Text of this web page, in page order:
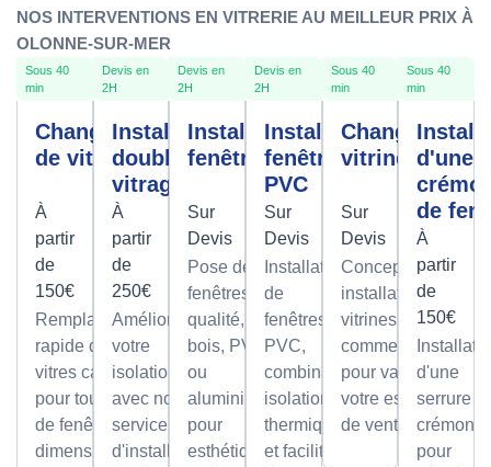
NOS INTERVENTIONS EN VITRERIE AU MEILLEUR PRIX À
OLONNE-SUR-MER
Sous 40
min
Changement
de vitre
À
partir
de
150€
Remplacement
rapide de
vitres cassées,
pour tous types
de fenêtres et
dimensions.
Devis en
2H
Installation
double
vitrage
À
partir
de
250€
Améliorez
votre
isolation
avec notre
service
d'installation
Devis en
2H
Installation
fenêtres
Sur
Devis
Pose de
fenêtres de
qualité, en
bois, PVC
ou
aluminium,
pour
esthétique et
Devis en
2H
Installation
fenêtre
PVC
Sur
Devis
Installation
de
fenêtres
PVC,
combinant
isolation
thermique
et facilité
Sous 40
min
Changement
vitrine
Sur
Devis
Conception et
installation de
vitrines
commerciales
pour valoriser
votre espace
de vente.
Sous 40
min
d'une
de
À
partir
de
150€
d'une
serrure à
crémone
pour